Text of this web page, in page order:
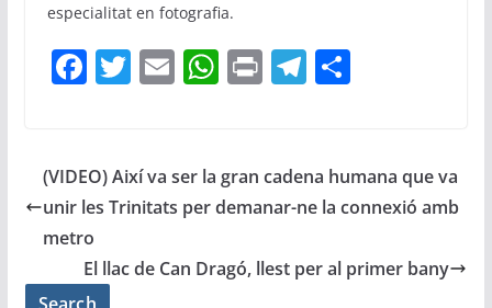
especialitat en fotografia.
F
e
b
o
o
T
er
E
l
W
s
A
p
PrT
gr
a
C
p
ar
ix
(VIDEO) Així va ser la gran cadena humana que va
unir les Trinitats per demanar-ne la connexió amb
metro
El llac de Can Dragó, llest per al primer bany